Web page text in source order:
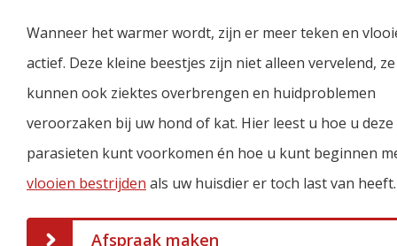
Wanneer het warmer wordt, zijn er meer teken en
actief. Deze kleine beestjes zijn niet alleen vervelend, ze
kunnen ook ziektes overbrengen en huidproblemen
veroorzaken bij uw hond of kat. Hier leest u hoe u deze
parasieten kunt voorkomen én hoe u kunt beginnen
vlooien bestrijden als uw huisdier er toch last van heeft.
Afspraak maken